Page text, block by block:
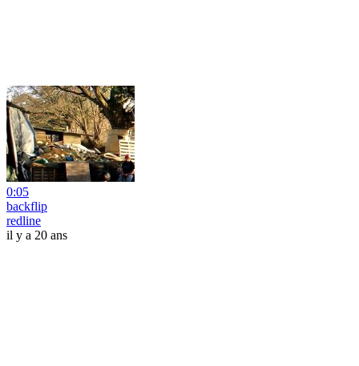
0:05
backflip
redline
il y a 20 ans